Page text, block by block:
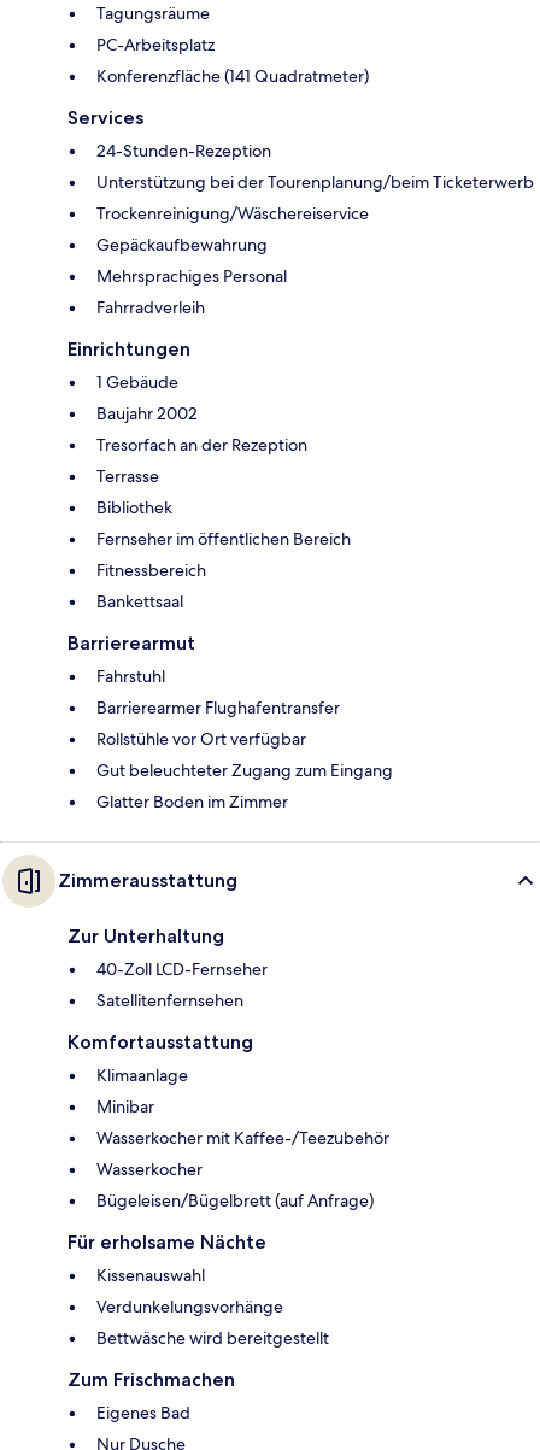
Tagungsräume
PC-Arbeitsplatz
Konferenzfläche (141 Quadratmeter)
Services
24-Stunden-Rezeption
Unterstützung bei der Tourenplanung/beim Ticketerwerb
Trockenreinigung/Wäschereiservice
Gepäckaufbewahrung
Mehrsprachiges Personal
Fahrradverleih
Einrichtungen
1 Gebäude
Baujahr 2002
Tresorfach an der Rezeption
Terrasse
Bibliothek
Fernseher im öffentlichen Bereich
Fitnessbereich
Bankettsaal
Barrierearmut
Fahrstuhl
Barrierearmer Flughafentransfer
Rollstühle vor Ort verfügbar
Gut beleuchteter Zugang zum Eingang
Glatter Boden im Zimmer
Zimmerausstattung
Zur Unterhaltung
40-Zoll LCD-Fernseher
Satellitenfernsehen
Komfortausstattung
Klimaanlage
Minibar
Wasserkocher mit Kaffee-/Teezubehör
Wasserkocher
Bügeleisen/Bügelbrett (auf Anfrage)
Für erholsame Nächte
Kissenauswahl
Verdunkelungsvorhänge
Bettwäsche wird bereitgestellt
Zum Frischmachen
Eigenes Bad
Nur Dusche